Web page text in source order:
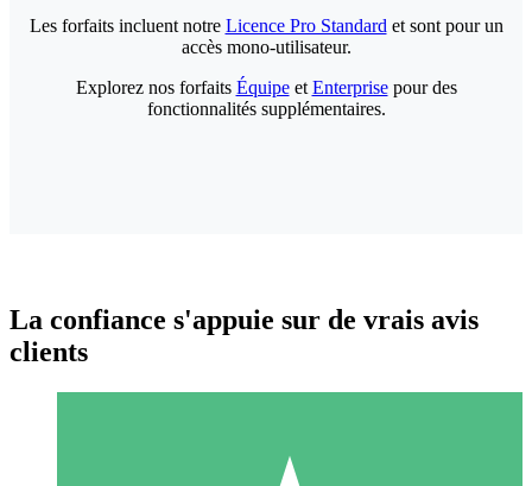
Les forfaits incluent notre Licence Pro Standard et sont pour un
accès mono-utilisateur.
Explorez nos forfaits Équipeet Enterprisepour des
fonctionnalités supplémentaires.
La confiance s'appuie sur de vrais avis
clients